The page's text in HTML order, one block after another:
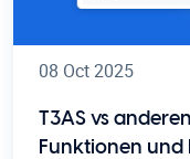
08 Oct 2025
T3AS vs
Funktionen und